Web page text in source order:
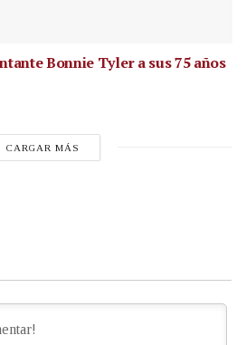
Bonnie Tyler a sus 75 años
CARGAR MÁS